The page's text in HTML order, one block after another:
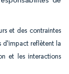
et des contraintes
d'impact reflètent la
et les interactions